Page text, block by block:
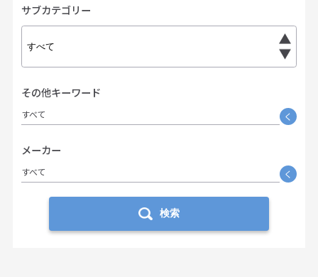
サブカテゴリー
その他キーワード
すべて く
メーカー
すべて く
検索